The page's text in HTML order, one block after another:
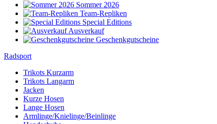
Sommer 2026
Team-Repliken
Special Editions
Ausverkauf
Geschenkgutscheine
Radsport
Trikots Kurzarm
Trikots Langarm
Jacken
Kurze Hosen
Lange Hosen
Armlinge/Knielinge/Beinlinge